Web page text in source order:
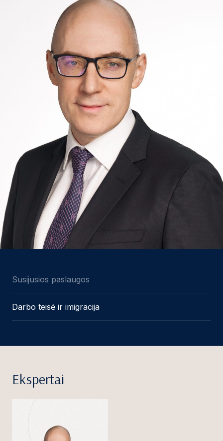
Susijusios paslaugos
Darbo teisė ir imigracija
Ekspertai